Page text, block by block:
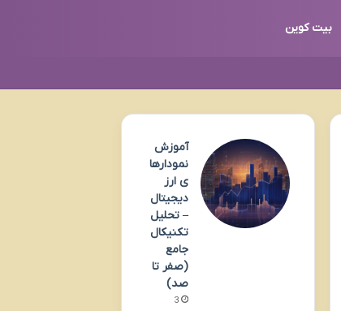
بیت کوین
آموزش
نمودارها
ی ارز
دیجیتال
– تحلیل
تکنیکال
جامع
(صفر تا
صد)
3